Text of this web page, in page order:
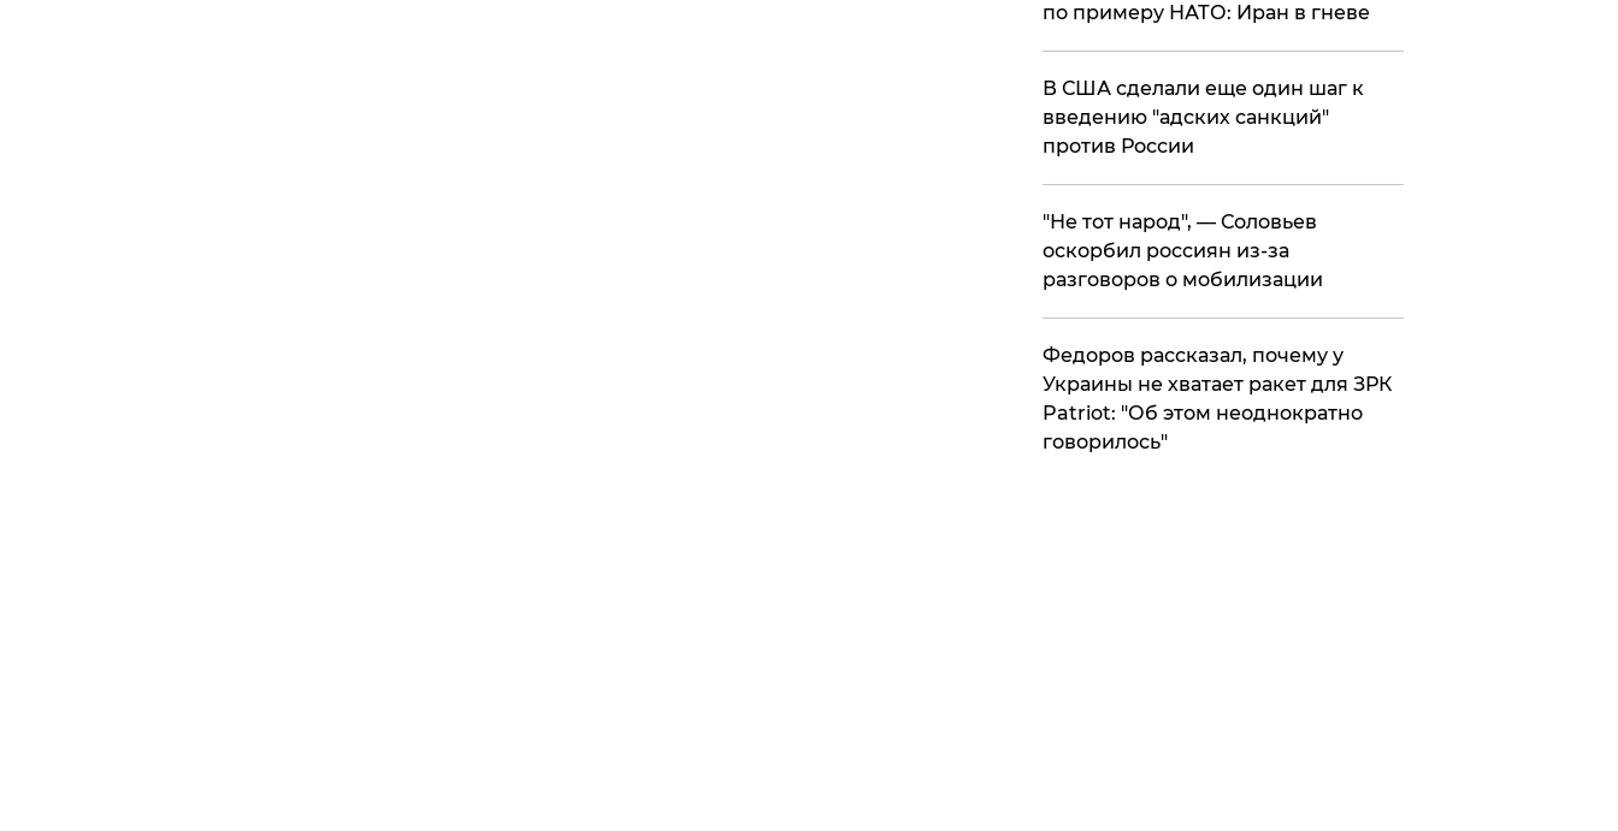
по примеру НАТО: Иран в гневе
В США сделали еще один шаг к
введению "адских санкций"
против России
​"Не тот народ", — Соловьев
оскорбил россиян из-за
разговоров о мобилизации
Федоров рассказал, почему у
Украины не хватает ракет для ЗРК
Patriot: "Об этом неоднократно
говорилось"